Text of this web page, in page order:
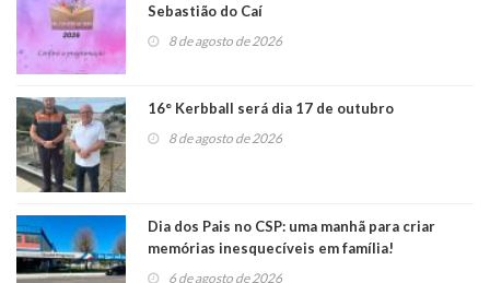
Sebastião do Caí
8 de agosto de 2026
16° Kerbball será dia 17 de outubro
8 de agosto de 2026
Dia dos Pais no CSP: uma manhã para criar
memórias inesquecíveis em família!
6 de agosto de 2026